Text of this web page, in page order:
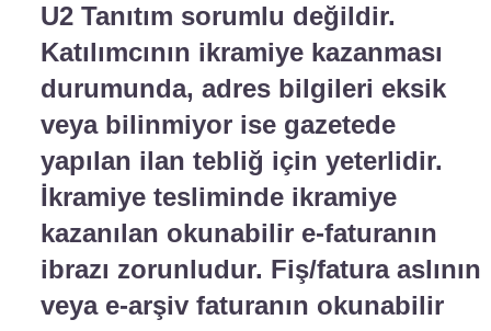
U2 Tanıtım sorumlu değildir.
Katılımcının ikramiye kazanması
durumunda, adres bilgileri eksik
veya bilinmiyor ise gazetede
yapılan ilan tebliğ için yeterlidir.
İkramiye tesliminde ikramiye
kazanılan okunabilir e-faturanın
ibrazı zorunludur. Fiş/fatura aslının
veya e-arşiv faturanın okunabilir